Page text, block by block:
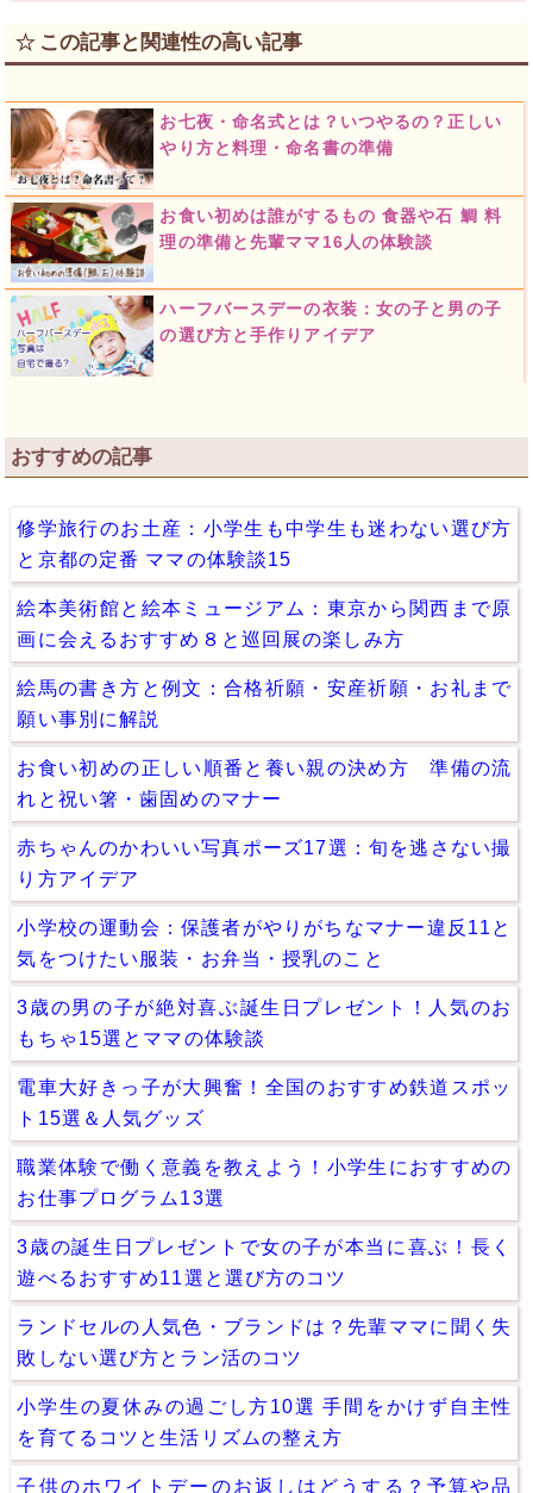
この記事と関連性の高い記事
お七夜・命名式とは？いつやるの？正しい
やり方と料理・命名書の準備
お食い初めは誰がするもの 食器や石 鯛 料
理の準備と先輩ママ16人の体験談
ハーフバースデーの衣装：女の子と男の子
の選び方と手作りアイデア
おすすめの記事
修学旅行のお土産：小学生も中学生も迷わない選び方
と京都の定番 ママの体験談15
絵本美術館と絵本ミュージアム：東京から関西まで原
画に会えるおすすめ８と巡回展の楽しみ方
絵馬の書き方と例文：合格祈願・安産祈願・お礼まで
願い事別に解説
お食い初めの正しい順番と養い親の決め方 準備の流
れと祝い箸・歯固めのマナー
赤ちゃんのかわいい写真ポーズ17選：旬を逃さない撮
り方アイデア
小学校の運動会：保護者がやりがちなマナー違反11と
気をつけたい服装・お弁当・授乳のこと
3歳の男の子が絶対喜ぶ誕生日プレゼント！人気のお
もちゃ15選とママの体験談
電車大好きっ子が大興奮！全国のおすすめ鉄道スポッ
ト15選＆人気グッズ
職業体験で働く意義を教えよう！小学生におすすめの
お仕事プログラム13選
3歳の誕生日プレゼントで女の子が本当に喜ぶ！長く
遊べるおすすめ11選と選び方のコツ
ランドセルの人気色・ブランドは？先輩ママに聞く失
敗しない選び方とラン活のコツ
小学生の夏休みの過ごし方10選 手間をかけず自主性
を育てるコツと生活リズムの整え方
子供のホワイトデーのお返しはどうする？予算や品